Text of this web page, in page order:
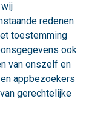
redenen
toestemming
ook
van onszelf en
appbezoekers
gerechtelijke